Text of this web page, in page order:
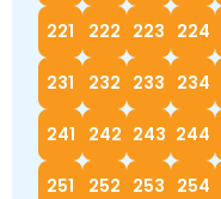
221 222 223 224
231 232 233 234
241 242 243 244
251 252 253 254